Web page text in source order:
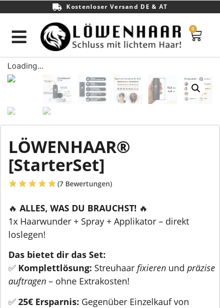
Kostenloser Versand DE & AT
0
Loading...
LÖWENHAAR®
[StarterSet]
(7 Bewertungen)
🔥 ALLES, WAS DU BRAUCHST! 🔥
1x Haarwunder + Spray + Applikator – direkt
loslegen!
Das bietet dir das Set:
✅ Komplettlösung: Streuhaar fixieren und präzise
auftragen – ohne Extrakosten!
✅ 25€ Ersparnis: Gegenüber Einzelkauf von